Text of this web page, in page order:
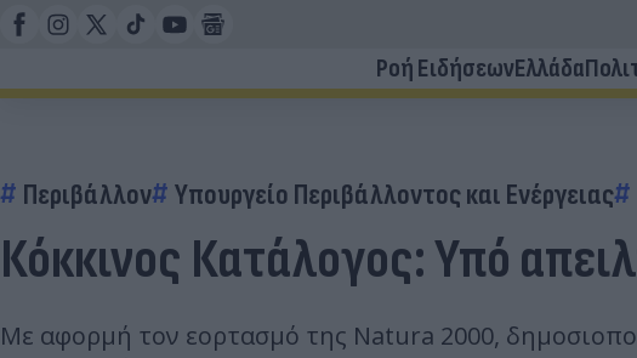
Ροή ΕιδήσεωνΕλλάδα
Περιβάλλον Υπουργείο Περιβάλλοντος και Ενέργειας
Κόκκινος Κατάλογος: Υπό
Με αφορμή τον εορτασμό της Natura 2000,